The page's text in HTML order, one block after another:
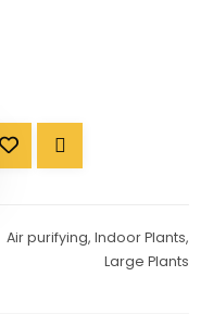
Air purifying, Indoor Plants,
Large Plants